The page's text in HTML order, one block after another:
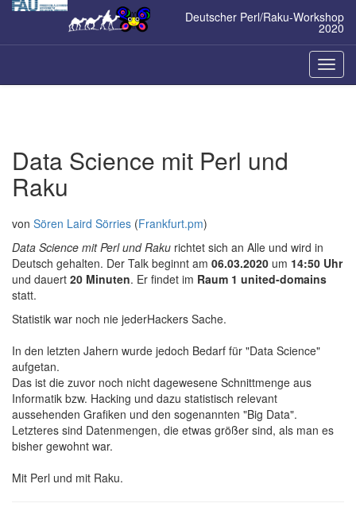
Zum
Deutscher Perl/Raku-Workshop
2020
ein-/
Data Science mit Perl und
Raku
von Sören Laird Sörries (Frankfurt.pm)
Data Science mit Perl und Raku richtet sich an Alle und wird in
Deutsch gehalten. Der Talk beginnt am 06.03.2020 um 14:50 Uhr
und dauert 20 Minuten. Er findet im Raum 1 united-domains
statt.
Statistik war noch nie jederHackers Sache.
In den letzten Jahern wurde jedoch Bedarf für "Data Science"
aufgetan.
Das ist die zuvor noch nicht dagewesene Schnittmenge aus
Informatik bzw. Hacking und dazu statistisch relevant
aussehenden Grafiken und den sogenannten "Big Data".
Letzteres sind Datenmengen, die etwas größer sind, als man es
bisher gewohnt war.
Mit Perl und mit Raku.